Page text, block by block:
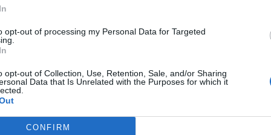
opt-out of processing my Personal Data for Targeted
opt-out of Collection, Use, Retention, Sale, and/or Sharing
Data that Is Unrelated with the Purposes for which it
CONFIRM
Istituto tecnico Grafica e Comunicazioni